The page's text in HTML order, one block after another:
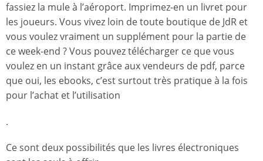
fassiez la mule à l’aéroport. Imprimez-en un livret pour
les joueurs. Vous vivez loin de toute boutique de JdR et
vous voulez vraiment un supplément pour la partie de
ce week-end ? Vous pouvez télécharger ce que vous
voulez en un instant grâce aux vendeurs de pdf, parce
que oui, les ebooks, c’est surtout très pratique à la fois
pour l’achat et l’utilisation
.
Ce sont deux possibilités que les livres électroniques